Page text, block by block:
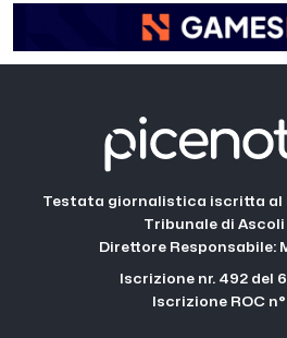
Testata giornalistica iscritta al
Tribunale di Ascoli
Direttore Responsabile:
Iscrizione nr. 492 del 6
Iscrizione ROC